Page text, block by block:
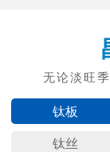
钛板
钛丝